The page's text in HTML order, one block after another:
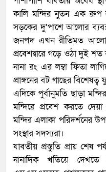
কালি মন্দির নুতন এক রুপ
সড়কের দু’পাশে আলোর
জনপদ এখন রীতিমত
প্রবেশদ্বারে গড়ে ওঠা দুই
নানা রং এর লম্বা ফিতা
প্রাঙ্গনের বট গাছের
এদিকে পুর্বানুমতি ছাড়া
মন্দিরে প্রবেশ করতে
মন্দির এলাকা পরিদর্শনের
সংস্থার সদস্যরা।
যাবতীয় প্রস্তুতি প্রায় শেষ
নানাদিক খতিয়ে দেখতে